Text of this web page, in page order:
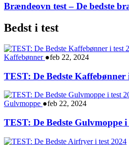
Brændeovn test – De bedste
Bedst i test
Kaffebønner ●feb 22, 2024
TEST: De Bedste Kaffebønner
Gulvmoppe ●feb 22, 2024
TEST: De Bedste Gulvmoppe i